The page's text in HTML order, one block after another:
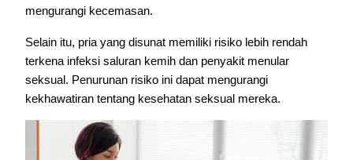
mengurangi kecemasan.
Selain itu, pria yang disunat memiliki risiko lebih rendah
terkena infeksi saluran kemih dan penyakit menular
seksual. Penurunan risiko ini dapat mengurangi
kekhawatiran tentang kesehatan seksual mereka.